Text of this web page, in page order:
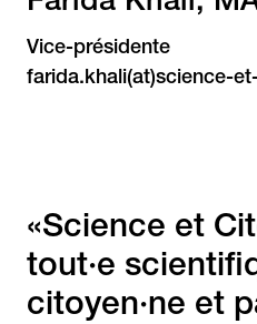
Vice-présidente
farida.khali(at)science-
«Science et
tout·e
citoyen·ne et